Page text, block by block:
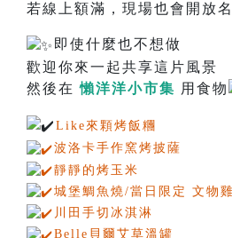
若線上額滿，現場也會開放
即使什麼也不想做
歡迎你來一起共享這片風景
然後在 懶洋洋小市集 用食物
Like來顆烤飯糰
波洛卡手作窯烤披薩
靜靜的烤玉米
城堡鯛魚燒/當日限定 文物
川田手切冰淇淋
Belle貝爾艾草溫罐